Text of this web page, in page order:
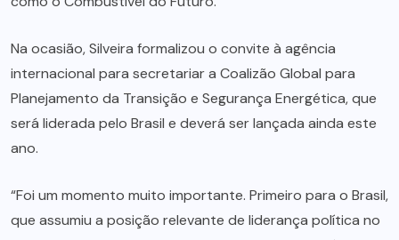
Na ocasião, Silveira formalizou o convite à agência
internacional para secretariar a Coalizão Global para
Planejamento da Transição e Segurança Energética, que
será liderada pelo Brasil e deverá ser lançada ainda este
ano.
“Foi um momento muito importante. Primeiro para o Brasil,
que assumiu a posição relevante de liderança política no